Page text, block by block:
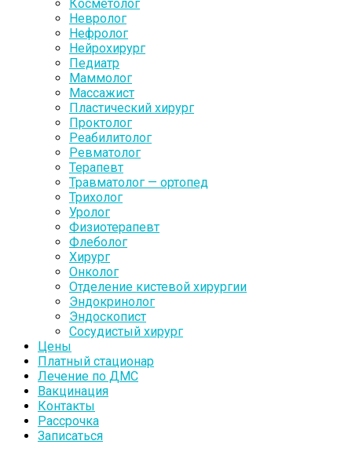
Косметолог
Невролог
Нефролог
Нейрохирург
Педиатр
Маммолог
Массажист
Пластический хирург
Проктолог
Реабилитолог
Ревматолог
Терапевт
Травматолог — ортопед
Трихолог
Уролог
Физиотерапевт
Флеболог
Хирург
Онколог
Отделение кистевой хирургии
Эндокринолог
Эндоскопист
Сосудистый хирург
Цены
Платный стационар
Лечение по ДМС
Вакцинация
Контакты
Рассрочка
Записаться